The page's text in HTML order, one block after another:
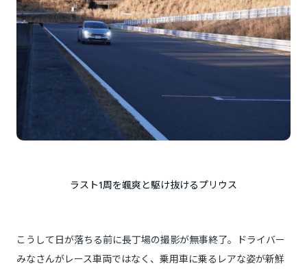
ラスト1周を颯爽と駆け抜けるプリウス
こうして日が落ちる前に長丁場の撮影が無事終了。ドライバー
みなさんがレース車両ではなく、乗用車に乗るレアな姿が新鮮